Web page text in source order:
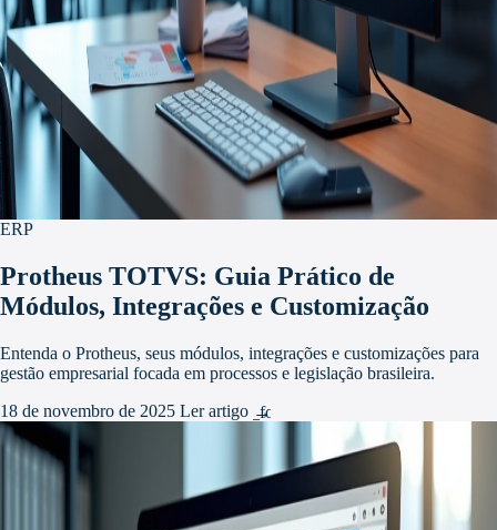
ERP
Protheus TOTVS: Guia Prático de
Módulos, Integrações e Customização
Entenda o Protheus, seus módulos, integrações e customizações para
gestão empresarial focada em processos e legislação brasileira.
18 de novembro de 2025 Ler artigo
arrow_forward